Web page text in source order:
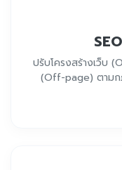
ปรับโครงสร้างเว็บ
(Off-page) ตาม